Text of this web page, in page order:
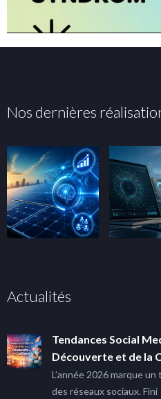
Nos dernières
Actualités
Tendances Social
Découverte et de la
L’année 2026 marque
des réseaux sociaux. Fini